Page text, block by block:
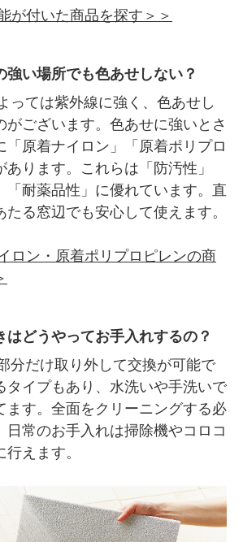
が付いた商品を探す＞＞
強い場所でも色あせしない？
っては紫外線に強く、色あせし
がございます。色あせに強いとさ
「原着ナイロン」「原着ポリプロ
あります。これらは「防汚性」
「耐薬品性」に優れています。直
たる窓辺でも安心して使えます。
ロン・原着ポリプロピレンの商
はどうやってお手入れするの？
分だけ取り外して交換が可能で
タイプもあり、水洗いや手洗いで
ます。全面をクリーニングする必
日常のお手入れは掃除機やコロコ
行えます。